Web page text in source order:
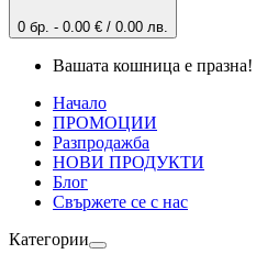
0 бр. - 0.00 € / 0.00 лв.
Вашата кошница е празна!
Начало
ПРОМОЦИИ
Разпродажба
НОВИ ПРОДУКТИ
Блог
Свържете се с нас
Категории